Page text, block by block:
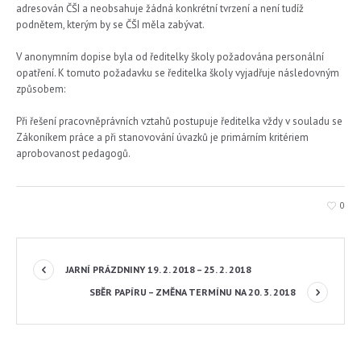
adresován ČŠI a neobsahuje žádná konkrétní tvrzení a není tudíž
podnětem, kterým by se ČŠI měla zabývat.
V anonymním dopise byla od ředitelky školy požadována personální
opatření. K tomuto požadavku se ředitelka školy vyjadřuje následovným
způsobem:
Při řešení pracovněprávních vztahů postupuje ředitelka vždy v souladu se
Zákoníkem práce a při stanovování úvazků je primárním kritériem
aprobovanost pedagogů.
0
JARNÍ PRÁZDNINY 19. 2. 2018 – 25. 2. 2018
SBĚR PAPÍRU – ZMĚNA TERMÍNU NA 20. 3. 2018